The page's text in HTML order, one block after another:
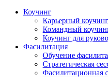
Коучинг
Карьерный коучинг
Командный
Коучинг для
Фасилитация
Обучение
Стратегическая
Фасилитационная